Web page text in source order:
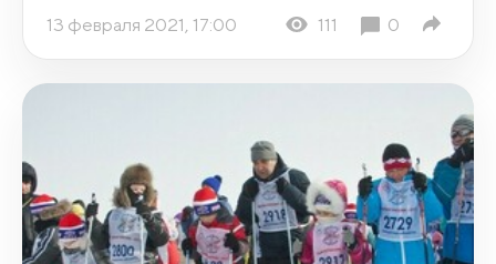
13 февраля 2021, 17:00 111 0